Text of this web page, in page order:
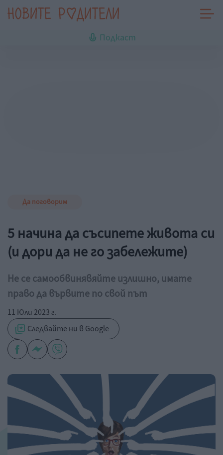
Подкаст
Да поговорим
5 начина да съсипете живота си
(и дори да не го забележите)
Не се самообвинявяйте излишно, имате
право да вървите по свой път
11 Юли 2023 г.
Следвайте ни в Google